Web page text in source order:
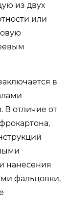
из двух
или
в
отличие от
нанесения
фальцовки,